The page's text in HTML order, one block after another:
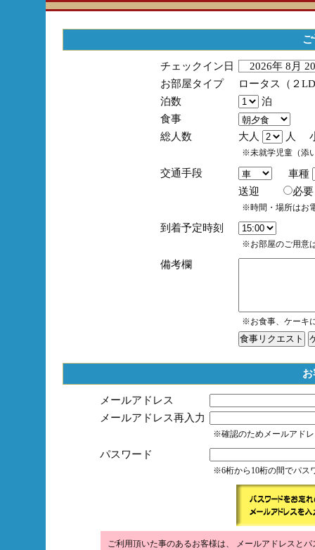
チェックイン日
2026年 8月
お部屋タイプ
ロータス（２
泊数
泊
食事
総人数
大人 人
※未就学児童（添
交通手段
車種
送迎
※時間・場所はお
到着予定時刻
※お部屋のご用意
備考欄
※お食事、ケーキ
メールアドレス
メールアドレス再入力
※確認のためメールアド
パスワード
※6桁から10桁の間でパス
ご利用頂いた事のあるお客様は、 メールアドレスと